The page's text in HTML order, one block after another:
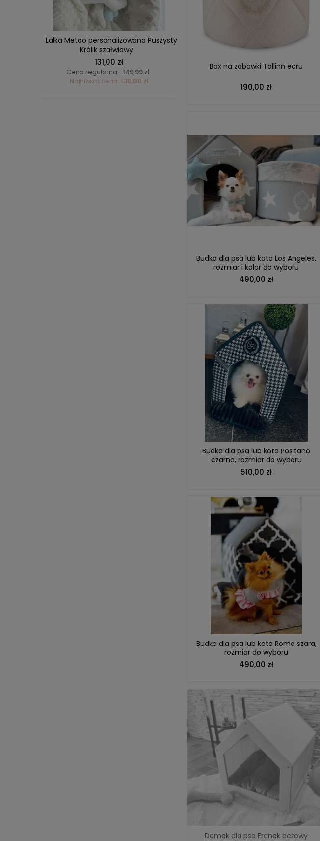
Lalka Metoo personalizowana Puszysty
Królik szałwiowy
131,00 zł
Cena regularna: 149,99 zł
Najniższa cena: 130,00 zł
Lalka Metoo personalizowana Puchata
beżowa Królisia z kokardką
130,00 zł
Cena regularna: 149,99 zł
Box na zabawki Tallinn ecru
190,00 zł
Budka dla psa lub kota Los Angeles,
rozmiar i kolor do wyboru
490,00 zł
DO KOSZYKA
Budka dla psa lub kota Positano
czarna, rozmiar do wyboru
510,00 zł
DO KOSZYKA
Budka dla psa lub kota Rome szara,
rozmiar do wyboru
490,00 zł
DO KOSZYKA
Domek dla psa Franek beżowy